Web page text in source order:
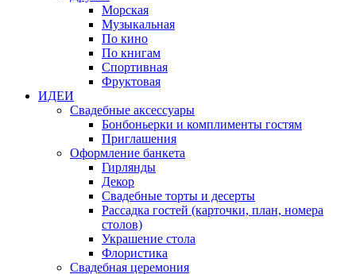
Морская
Музыкальная
По кино
По книгам
Спортивная
Фруктовая
ИДЕИ
Свадебные аксессуары
Бонбоньерки и комплименты гостям
Приглашения
Оформление банкета
Гирлянды
Декор
Свадебные торты и десерты
Рассадка гостей (карточки, план, номера
столов)
Украшение стола
Флористика
Свадебная церемония